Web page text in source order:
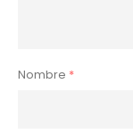
Nombre *